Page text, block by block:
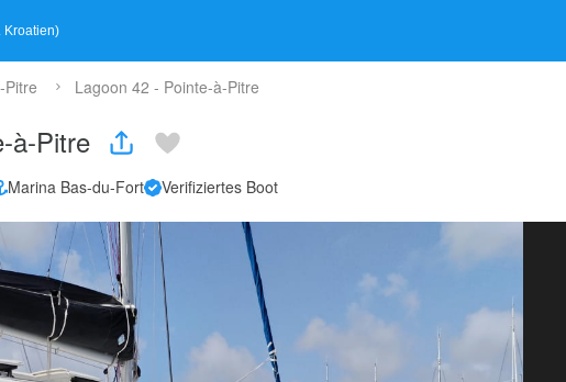
Pitre Lagoon 42 - Pointe-à-Pitre
à-Pitre
Marina Bas-du-Fort Verifiziertes Boot